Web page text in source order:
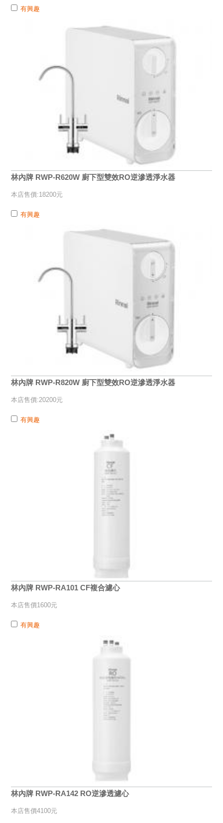
有興趣
林內牌 RWP-R620W 廚下型雙效RO逆滲透淨水器
本店售價:18200元
有興趣
林內牌 RWP-R820W 廚下型雙效RO逆滲透淨水器
本店售價:20200元
有興趣
林內牌 RWP-RA101 CF複合濾心
本店售價1600元
有興趣
林內牌 RWP-RA142 RO逆滲透濾心
本店售價4100元